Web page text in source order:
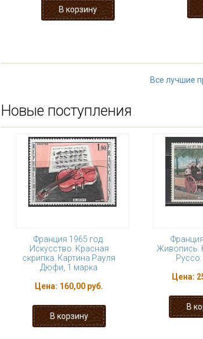
Все лучшие
Новые поступления
Франция 1965 год.
Искусство. Красная
скрипка. Картина Рауля
Дюфи, 1 марка
Цена: 160,00 руб.
Живопись.
Руссо.
Цена: